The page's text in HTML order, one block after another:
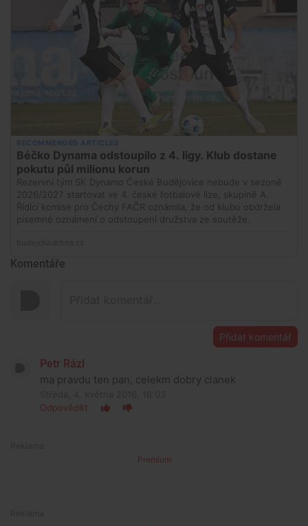
Komentáře
Přidat komentář
Petr Rázl
ma pravdu ten pan, celekm dobry clanek
Odpovědět
Premium